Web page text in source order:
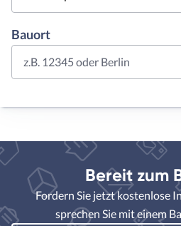
Bauort
z.B. 12345 oder Berlin
Bereit zum
Fordern Sie jetzt kostenlose
sprechen Sie mit einem